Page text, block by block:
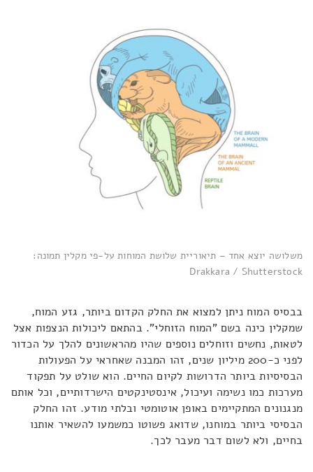
משלושה יוצא אחד – תיאוריית שלושת המוחות על-פי מקלין תמונה:
Drakkara / Shutterstock
בבסיס המוח ניתן למצוא את החלק הקדום ביותר, גזע המוח,
שמקלין כינה בשם "המוח הזוחלי". בהתאם ליכולות הנצפות אצל
לטאות, נחשים וזוחלים נוספים שהיו מהראשונים להלך על הכדור
לפני כ-200 מיליון שנים, זהו המבנה שאחראי על הפעולות
הבסיסיות ביותר הדרושות לקיום החיים. הוא שולט על תפקוד
מערכות כמו נשימה ועיכול, אינסטינקטים הישרדותיים, וכל אותם
מנגנונים המתקיימים באופן אוטומטי ובלתי מודע. זהו החלק
הבסיסי ביותר במוחנו, שדואג פשוטו כמשמעו להשאיר אותנו
בחיים, ולא לשום דבר מעבר לכך.